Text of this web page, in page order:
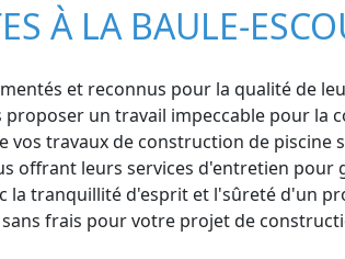
À LA BAULE-
et reconnus pour la qualité de
un travail impeccable pour la
travaux de construction de piscine
offrant leurs services d'entretien
tranquillité d'esprit et l'sûreté d'un
frais pour votre projet de